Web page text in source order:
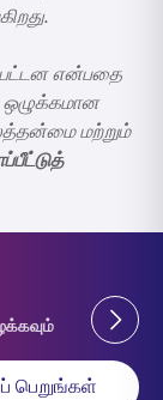
என்பதை
ஒழுக்கமான
மற்றும்
Previous
பெறுங்கள்